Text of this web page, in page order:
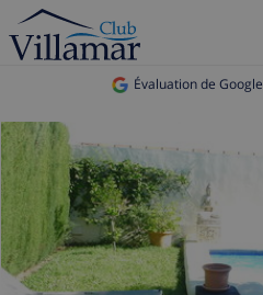
Évaluation de Google